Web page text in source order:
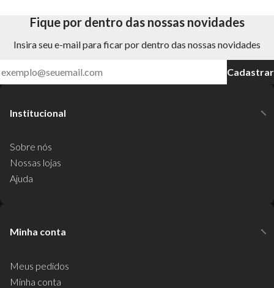
Fique por dentro das nossas novidades
Insira seu e-mail para ficar por dentro das nossas novidades
Cadastrar
Institucional
Sobre nós
Nossas lojas
Ajuda
Minha conta
Meus pedidos
Minha conta